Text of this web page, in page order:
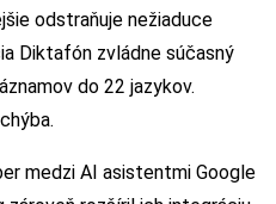
odstraňuje nežiaduce
Diktafón zvládne súčasný
do 22 jazykov.
medzi AI asistentmi Google